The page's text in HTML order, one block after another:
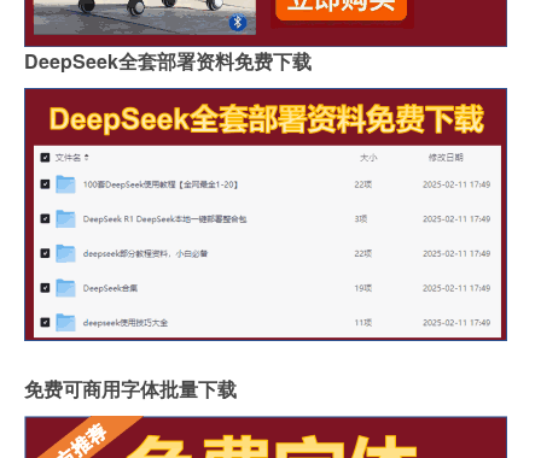
DeepSeek全套部署资料免费下载
免费可商用字体批量下载